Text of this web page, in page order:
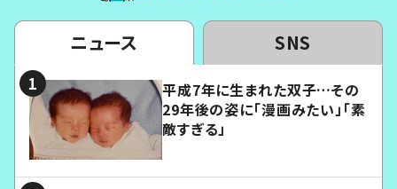
ニュース SNS
平成7年に生まれた双子…その
29年後の姿に「漫画みたい」「素
敵すぎる」